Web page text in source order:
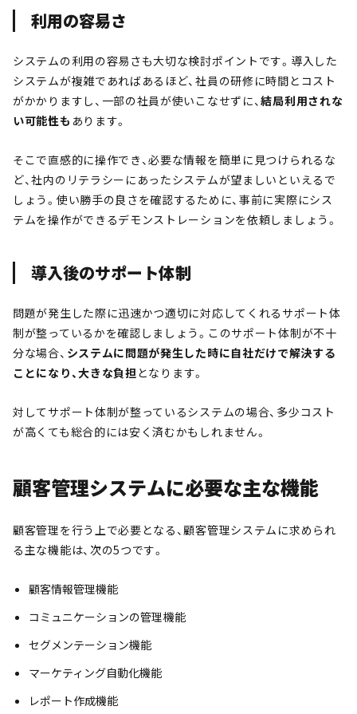
利用の容易さ
システムの利用の容易さも大切な検討ポイントです。導入した
システムが複雑であればあるほど、社員の研修に時間とコスト
がかかりますし、一部の社員が使いこなせずに、結局利用されな
い可能性も あります。
そこで直感的に操作でき、必要な情報を簡単に見つけられるな
ど、社内のリテラシーにあったシステムが望ましいといえるで
しょう。使い勝手の良さを確認するために、事前に実際にシス
テムを操作ができるデモンストレーションを依頼しましょう。
導入後のサポート体制
問題が発生した際に迅速かつ適切に対応してくれるサポート体
制が整っているかを確認しましょう。このサポート体制が不十
分な場合、 システムに問題が発生した時に自社だけで解決する
ことになり、大きな負担となります。
対してサポート体制が整っているシステムの場合、多少コスト
が高くても総合的には安く済むかもしれません。
顧客管理システムに必要な主な機能
顧客管理を行う上で必要となる、顧客管理システムに求められ
る主な機能は、次の5つです。
顧客情報管理機能
コミュニケーションの管理機能
セグメンテーション機能
マーケティング自動化機能
レポート作成機能